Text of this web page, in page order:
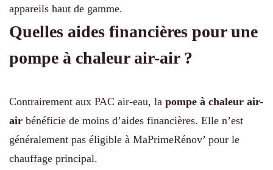
appareils haut de gamme.
Quelles aides financières pour une
pompe à chaleur air-air ?
Contrairement aux PAC air-eau, la pompe à chaleur air-
air bénéficie de moins d’aides financières. Elle n’est
généralement pas éligible à MaPrimeRénov’ pour le
chauffage principal.